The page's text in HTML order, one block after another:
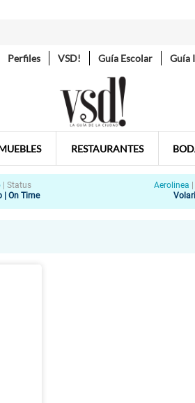
Perfiles VSD! Guía Escolar Guía
RESTAURANTES
Status
| On Time
Aerolinea